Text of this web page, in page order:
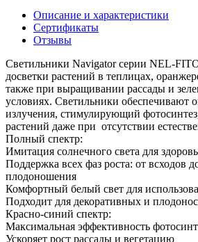
Описание и характеристики
Сертификаты
Отзывы
Светильники Navigator серии NEL-
досветки растений в теплицах,
также при выращивании рассады и
условиях. Светильники обеспечивают
излучения, стимулирующий
растений даже при отсутствии
Полный спектр:
Имитация солнечного света для
Поддержка всех фаз роста: от всходов
плодоношения
Комфортный белый свет для
Подходит для декоративных и
Красно-синий спектр:
Максимальная эффективность
Ускоряет рост рассады и вегетацию